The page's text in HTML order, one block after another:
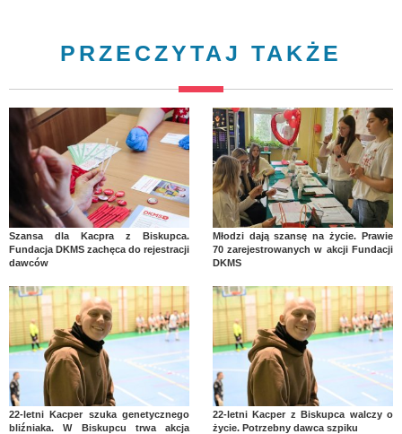
PRZECZYTAJ TAKŻE
Szansa dla Kacpra z Biskupca.
Fundacja DKMS zachęca do rejestracji
dawców
Młodzi dają szansę na życie. Prawie
70 zarejestrowanych w akcji Fundacji
DKMS
22-letni Kacper szuka genetycznego
bliźniaka. W Biskupcu trwa akcja
22-letni Kacper z Biskupca walczy o
życie. Potrzebny dawca szpiku